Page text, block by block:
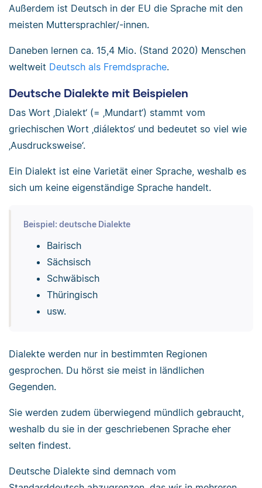
Außerdem ist Deutsch in der EU die Sprache mit den
meisten Muttersprachler/-innen.
Daneben lernen ca. 15,4 Mio. (Stand 2020) Menschen
weltweit Deutsch als Fremdsprache.
Deutsche Dialekte mit Beispielen
Das Wort ‚Dialekt‘ (= ‚Mundart‘) stammt vom
griechischen Wort ‚diálektos‘ und bedeutet so viel wie
‚Ausdrucksweise‘.
Ein Dialekt ist eine Varietät einer Sprache, weshalb es
sich um keine eigenständige Sprache handelt.
Beispiel: deutsche Dialekte
Bairisch
Sächsisch
Schwäbisch
Thüringisch
usw.
Dialekte werden nur in bestimmten Regionen
gesprochen. Du hörst sie meist in ländlichen
Gegenden.
Sie werden zudem überwiegend mündlich gebraucht,
weshalb du sie in der geschriebenen Sprache eher
selten findest.
Deutsche Dialekte sind demnach vom